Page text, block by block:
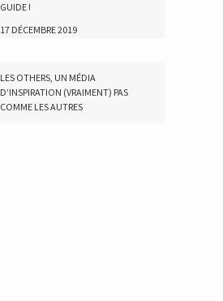
GUIDE !
17 DÉCEMBRE 2019
LES OTHERS, UN MÉDIA
D’INSPIRATION (VRAIMENT) PAS
COMME LES AUTRES